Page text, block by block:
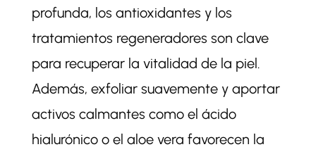
profunda, los antioxidantes y los
tratamientos regeneradores son clave
para recuperar la vitalidad de la piel.
Además, exfoliar suavemente y aportar
activos calmantes como el ácido
hialurónico o el aloe vera favorecen la